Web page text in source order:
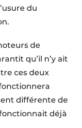
du
de
qu’il n’y ait
ces deux
différente de
déjà